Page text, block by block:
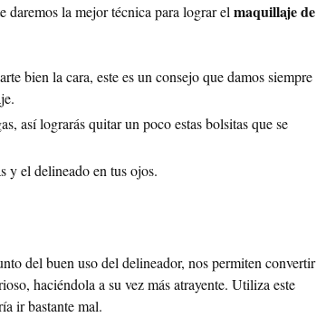
daremos la mejor técnica para lograr elmaquillaje de
bien la cara, este es un consejo que damos siempre
así lograrás quitar un poco estas bolsitas que se
y el delineado en tus ojos.
del buen uso del delineador, nos permiten convertir
haciéndola a su vez más atrayente. Utiliza este
ir bastante mal.